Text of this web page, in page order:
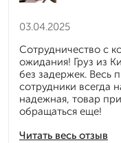
03.04.2025
Читать весь отзыв
Сотрудничество с
ожидания! Груз из
без задержек. Весь
сотрудники всегда
надежная, товар
обращаться еще!